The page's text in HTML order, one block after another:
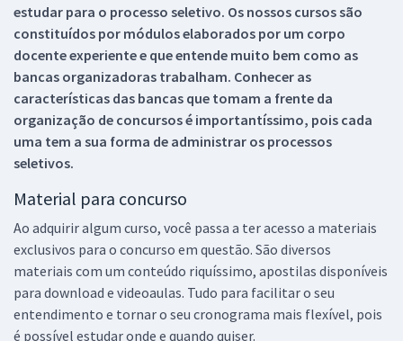
estudar para o processo seletivo. Os nossos cursos são
constituídos por módulos elaborados por um corpo
docente experiente e que entende muito bem como as
bancas organizadoras trabalham. Conhecer as
características das bancas que tomam a frente da
organização de concursos é importantíssimo, pois cada
uma tem a sua forma de administrar os processos
seletivos.
Material para concurso
Ao adquirir algum curso, você passa a ter acesso a materiais
exclusivos para o concurso em questão. São diversos
materiais com um conteúdo riquíssimo, apostilas disponíveis
para download e videoaulas. Tudo para facilitar o seu
entendimento e tornar o seu cronograma mais flexível, pois
é possível estudar onde e quando quiser.